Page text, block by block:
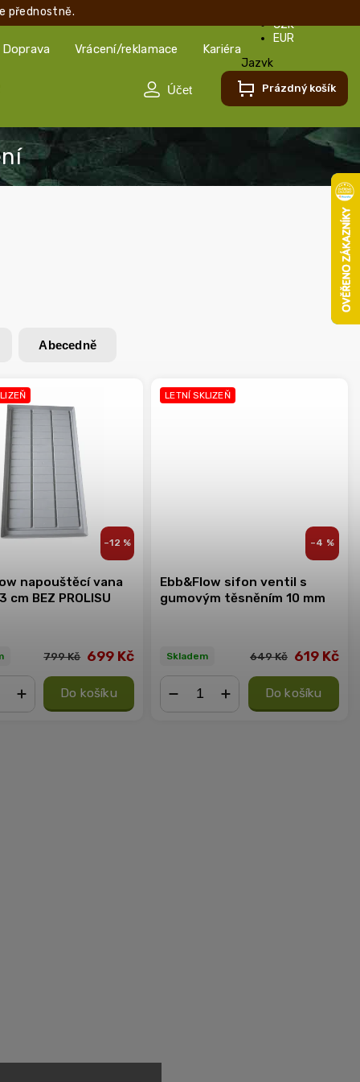
přednostně.
Doprava Vrácení/reklamace Kariéra
CZK
EUR
Jazyk
Čeština
Prázdný košík
Abecedně
–12 %
napouštěcí vana
cm BEZ PROLISU
799 Kč 699 Kč
Do košíku
LETNÍ SKLIZEŇ
–4 %
Ebb&Flow sifon ventil s
gumovým těsněním 10 mm
Skladem 649 Kč 619 Kč
Do košíku